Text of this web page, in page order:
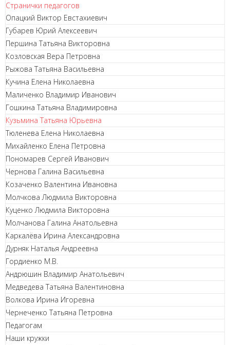
Странички педагогов
Опацкий Виктор Евстахиевич
Губарев Юрий Алексеевич
Першина Татьяна Викторовна
Козловская Вера Петровна
Рыжова Татьяна Васильевна
Кучина Елена Николаевна
Маличенко Владимир Иванович
Гошкина Татьяна Владимировна
Кузьмина Татьяна Юрьевна
Тюленева Елена Николаевна
Михайленко Елена Петровна
Пономарев Сергей Иванович
Чернова Галина Васильевна
Козаченко Валентина Ивановна
Молчкова Людмила Викторовна
Куценко Людмила Викторовна
Молчанова Галина Анатольевна
Каркалёва Ирина Александровна
Дурняк Наталья Андреевна
Гордиенко М.В.
Андрюшин Владимир Анатольевич
Медведева Татьяна Валентиновна
Волкова Ирина Игоревна
Чернеченко Татьяна Петровна
Педагогам
Наши кружки